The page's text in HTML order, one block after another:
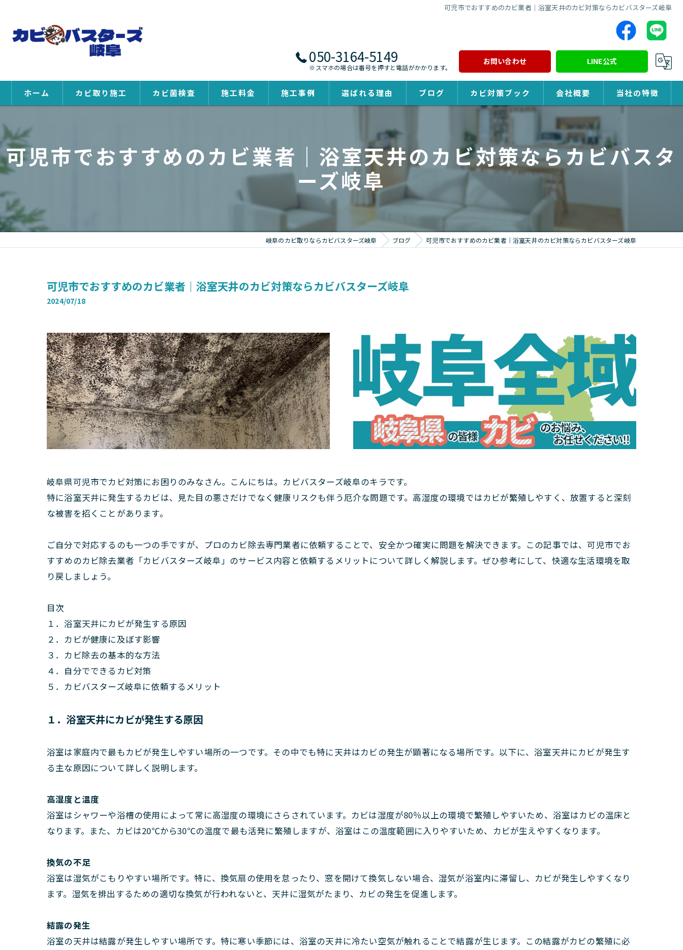
可児市でおすすめのカビ業者｜浴室天井のカビ対策ならカビバスターズ岐阜
050-3164-5149
※スマホの場合は番号を押すと電話がかかります。
お問い合わせ LINE公式
ホーム カビ取り施工 カビ菌検査 施工料金 施工事例 選ばれる理由 ブログ カビ対策ブック 会社概要 当社の特徴
除カビ
可児市でおすすめのカビ業者｜浴室天井のカビ対策ならカビバスタ
ーズ岐阜
岐阜のカビ取りならカビバスターズ岐阜 ブログ 可児市でおすすめのカビ業者｜浴室天井のカビ対策ならカビバスターズ岐阜
可児市でおすすめのカビ業者｜浴室天井のカビ対策ならカビバスターズ岐阜
2024/07/18
岐阜県可児市でカビ対策にお困りのみなさん。こんにちは。カビバスターズ岐阜のキラです。
特に浴室天井に発生するカビは、見た目の悪さだけでなく健康リスクも伴う厄介な問題です。高湿度の環境ではカビが繁殖しやすく、放置すると深刻
な被害を招くことがあります。
ご自分で対応するのも一つの手ですが、プロのカビ除去専門業者に依頼することで、安全かつ確実に問題を解決できます。この記事では、可児市でお
すすめのカビ除去業者「カビバスターズ岐阜」のサービス内容と依頼するメリットについて詳しく解説します。ぜひ参考にして、快適な生活環境を取
り戻しましょう。
目次
１．浴室天井にカビが発生する原因
２．カビが健康に及ぼす影響
３．カビ除去の基本的な方法
４．自分でできるカビ対策
５．カビバスターズ岐阜に依頼するメリット
１．浴室天井にカビが発生する原因
浴室は家庭内で最もカビが発生しやすい場所の一つです。その中でも特に天井はカビの発生が顕著になる場所です。以下に、浴室天井にカビが発生す
る主な原因について詳しく説明します。
高湿度と温度
浴室はシャワーや浴槽の使用によって常に高湿度の環境にさらされています。カビは湿度が80％以上の環境で繁殖しやすいため、浴室はカビの温床と
なります。また、カビは20℃から30℃の温度で最も活発に繁殖しますが、浴室はこの温度範囲に入りやすいため、カビが生えやすくなります。
換気の不足
浴室は湿気がこもりやすい場所です。特に、換気扇の使用を怠ったり、窓を開けて換気しない場合、湿気が浴室内に滞留し、カビが発生しやすくなり
ます。湿気を排出するための適切な換気が行われないと、天井に湿気がたまり、カビの発生を促進します。
結露の発生
浴室の天井は結露が発生しやすい場所です。特に寒い季節には、浴室の天井に冷たい空気が触れることで結露が生じます。この結露がカビの繁殖に必